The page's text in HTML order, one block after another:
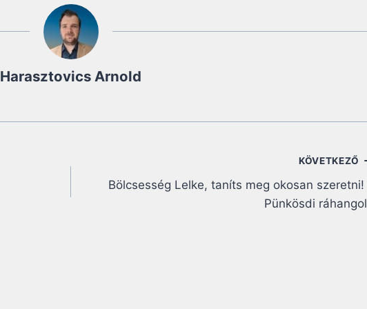
Harasztovics Arnold
KÖVETKEZŐ
Bölcsesség Lelke, taníts meg okosan szeretni!
Pünkösdi